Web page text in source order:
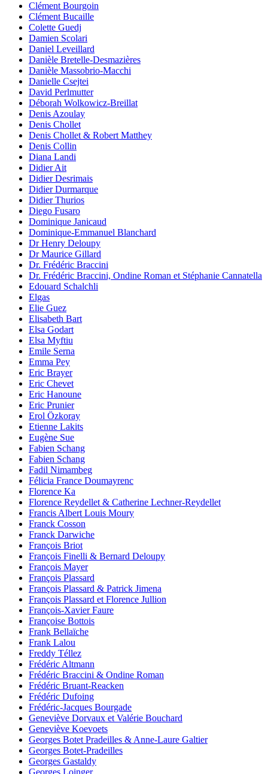
Clément Bourgoin
Clément Bucaille
Colette Guedj
Damien Scolari
Daniel Leveillard
Danièle Bretelle-Desmazières
Danièle Massobrio-Macchi
Danielle Csejtei
David Perlmutter
Déborah Wolkowicz-Breillat
Denis Azoulay
Denis Chollet
Denis Chollet & Robert Matthey
Denis Collin
Diana Landi
Didier Ait
Didier Desrimais
Didier Durmarque
Didier Thurios
Diego Fusaro
Dominique Janicaud
Dominique-Emmanuel Blanchard
Dr Henry Deloupy
Dr Maurice Gillard
Dr. Frédéric Braccini
Dr. Frédéric Braccini, Ondine Roman et Stéphanie Cannatella
Edouard Schalchli
Elgas
Elie Guez
Elisabeth Bart
Elsa Godart
Elsa Myftiu
Emile Serna
Emma Pey
Eric Brayer
Eric Chevet
Eric Hanoune
Eric Prunier
Erol Özkoray
Etienne Lakits
Eugène Sue
Fabien Schang
Fabien Schang
Fadil Nimambeg
Félicia France Doumayrenc
Florence Ka
Florence Reydellet & Catherine Lechner-Reydellet
Francis Albert Louis Moury
Franck Cosson
Franck Darwiche
François Briot
François Finelli & Bernard Deloupy
François Mayer
François Plassard
François Plassard & Patrick Jimena
François Plassard et Florence Jullion
François-Xavier Faure
Françoise Bottois
Frank Bellaïche
Frank Lalou
Freddy Téllez
Frédéric Altmann
Frédéric Braccini & Ondine Roman
Frédéric Bruant-Reacken
Frédéric Dufoing
Frédéric-Jacques Bourgade
Geneviève Dorvaux et Valérie Bouchard
Geneviève Koevoets
Georges Botet Pradeilles & Anne-Laure Galtier
Georges Botet-Pradeilles
Georges Gastaldy